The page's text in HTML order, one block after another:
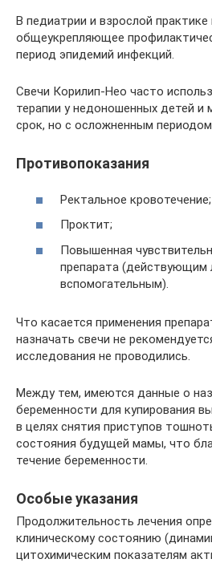
В педиатрии и взрослой практике
общеукрепляющее
период эпидемий инфекций.
Свечи Корилип-Нео часто
терапии у недоношенных детей
срок, но с осложненным
Противопоказания
Ректальное кровотечение;
Проктит;
Повышенная
препарата (действующим
вспомогательным).
Что касается применения
назначать свечи не
исследования не проводились.
Между тем, имеются данные о
беременности для купирования
в целях снятия приступов
состояния будущей мамы, что
течение беременности.
Особые указания
Продолжительность лечения
клиническому состоянию
цитохимическим показателям